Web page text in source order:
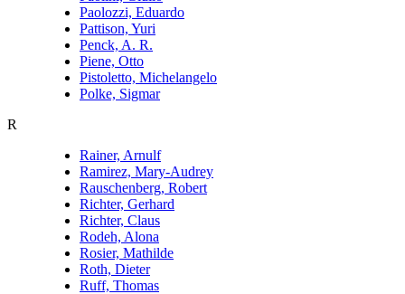
Paolozzi, Eduardo
Pattison, Yuri
Penck, A. R.
Piene, Otto
Pistoletto, Michelangelo
Polke, Sigmar
R
Rainer, Arnulf
Ramirez, Mary-Audrey
Rauschenberg, Robert
Richter, Gerhard
Richter, Claus
Rodeh, Alona
Rosier, Mathilde
Roth, Dieter
Ruff, Thomas